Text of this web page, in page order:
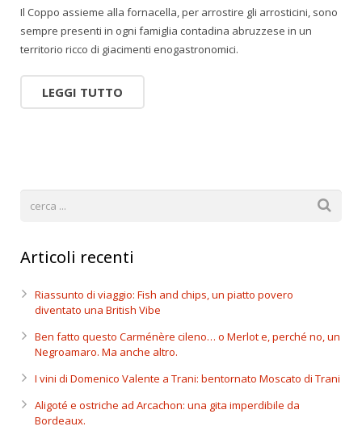
Il Coppo assieme alla fornacella, per arrostire gli arrosticini, sono
sempre presenti in ogni famiglia contadina abruzzese in un
territorio ricco di giacimenti enogastronomici.
LEGGI TUTTO
Articoli recenti
Riassunto di viaggio: Fish and chips, un piatto povero
diventato una British Vibe
Ben fatto questo Carménère cileno… o Merlot e, perché no, un
Negroamaro. Ma anche altro.
I vini di Domenico Valente a Trani: bentornato Moscato di Trani
Aligoté e ostriche ad Arcachon: una gita imperdibile da
Bordeaux.